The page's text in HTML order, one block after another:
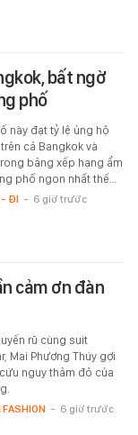
bất ngờ
phố
này đạt tỷ lệ ủng hộ
cả Bangkok và
bảng xếp hạng ẩm
phố ngon nhất thế…
- ĐI - 6 giờ trước
cảm ơn đàn
rũ cùng suit
Mai Phương Thúy gợi
nguy thảm đỏ của
- 6 giờ trước